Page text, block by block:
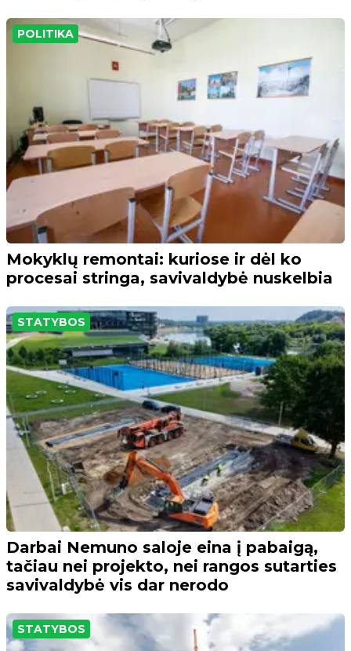
POLITIKA
Mokyklų remontai: kuriose ir dėl ko
procesai stringa, savivaldybė nuskelbia
STATYBOS
Darbai Nemuno saloje eina į pabaigą,
tačiau nei projekto, nei rangos sutarties
savivaldybė vis dar nerodo
STATYBOS